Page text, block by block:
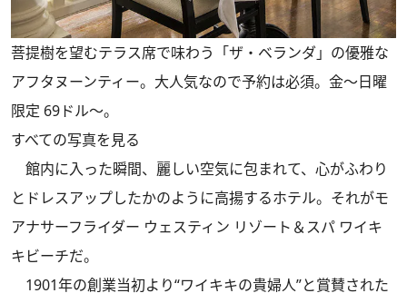
菩提樹を望むテラス席で味わう「ザ・ベランダ」の優雅な
アフタヌーンティー。大人気なので予約は必須。金～日曜
限定 69ドル～。
すべての写真を見る
館内に入った瞬間、麗しい空気に包まれて、心がふわり
とドレスアップしたかのように高揚するホテル。それがモ
アナサーフライダー ウェスティン リゾート＆スパ ワイキ
キビーチだ。
1901年の創業当初より“ワイキキの貴婦人”と賞賛された